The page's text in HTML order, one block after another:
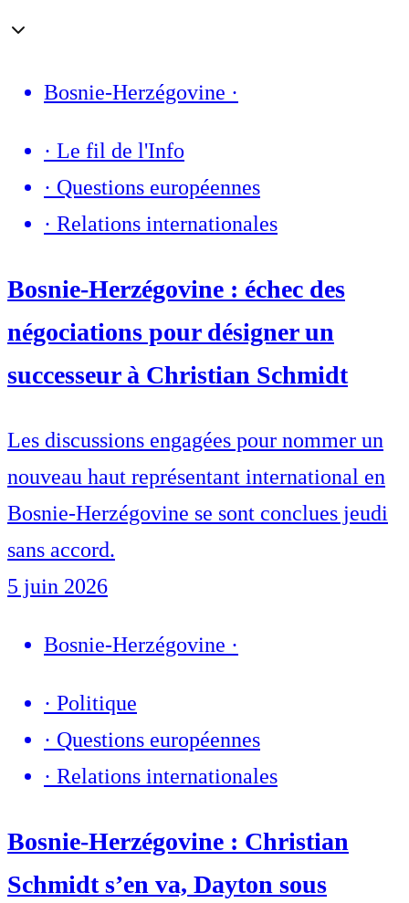
Bosnie-Herzégovine ·
· Le fil de l'Info
· Questions européennes
· Relations internationales
Bosnie-Herzégovine : échec des
négociations pour désigner un
successeur à Christian Schmidt
Les discussions engagées pour nommer un
nouveau haut représentant international en
Bosnie-Herzégovine se sont conclues jeudi
sans accord.
5 juin 2026
Bosnie-Herzégovine ·
· Politique
· Questions européennes
· Relations internationales
Bosnie-Herzégovine : Christian
Schmidt s’en va, Dayton sous